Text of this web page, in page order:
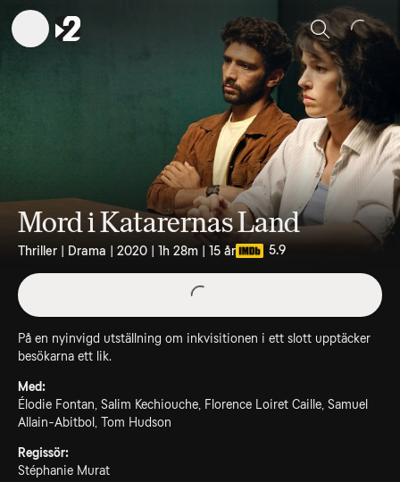
Sök
Mord i Katarernas Land
Thriller | Drama | 2020 | 1h 28m | 15 år 5.9
På en nyinvigd utställning om inkvisitionen i ett slott upptäcker
besökarna ett lik.
Med:
Élodie Fontan, Salim Kechiouche, Florence Loiret Caille, Samuel
Allain-Abitbol, Tom Hudson
Regissör:
Stéphanie Murat